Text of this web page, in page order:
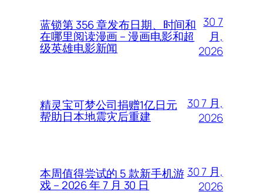
蓝锁第 356 章发布日期、时间和
在哪里阅读漫画 – 漫画电影和超
级英雄电影新闻
30 7
月,
2026
精灵宝可梦公司捐赠1亿日元
帮助日本地震灾后重建
30 7 月,
2026
本周值得尝试的 5 款新手机游
戏 – 2026 年 7 月 30 日
30 7 月,
2026